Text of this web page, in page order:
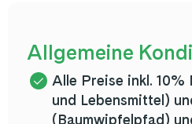
Allgemeine
Alle Preise inkl.
und Lebensmittel)
(Baumwipfelpfad)